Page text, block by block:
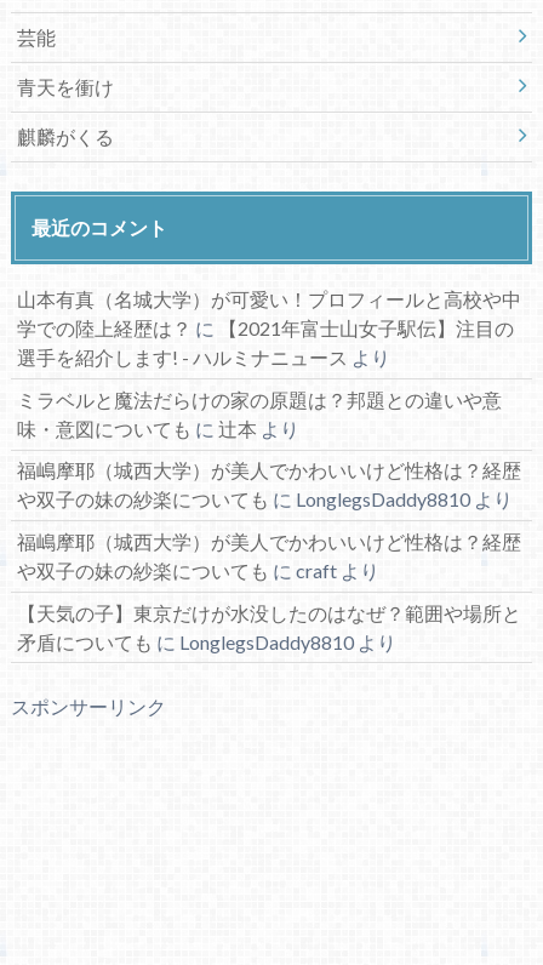
芸能
青天を衝け
麒麟がくる
最近のコメント
山本有真（名城大学）が可愛い！プロフィールと高校や中
学での陸上経歴は？ に
【2021年富士山女子駅伝】注目の
選手を紹介します! - ハルミナニュース より
ミラベルと魔法だらけの家の原題は？邦題との違いや意
味・意図についても に 辻本 より
福嶋摩耶（城西大学）が美人でかわいいけど性格は？経歴
や双子の妹の紗楽についても に LonglegsDaddy8810より
福嶋摩耶（城西大学）が美人でかわいいけど性格は？経歴
や双子の妹の紗楽についても に craftより
【天気の子】東京だけが水没したのはなぜ？範囲や場所と
矛盾についても に LonglegsDaddy8810より
スポンサーリンク